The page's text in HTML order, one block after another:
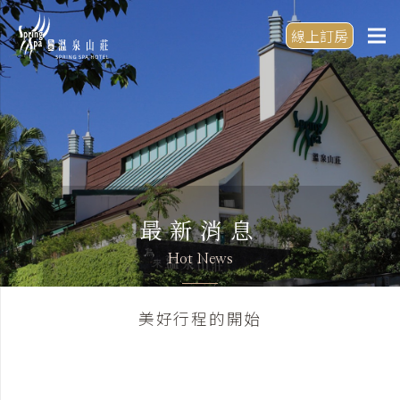
線上訂房
最新消息
Hot News
美好行程的開始